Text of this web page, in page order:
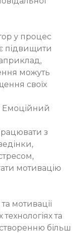
у процес
підвищити
можуть
своїх
Емоційний
з
мотивацію
мотивації
та
більш